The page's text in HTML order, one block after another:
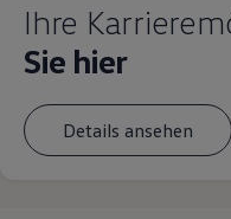
Ihre
Sie hier
Details ansehen